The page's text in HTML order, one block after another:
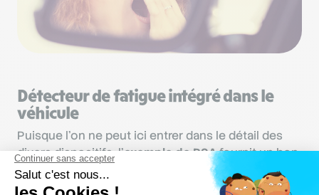
Détecteur de fatigue intégré dans le
véhicule
Puisque l’on ne peut ici entrer dans le détail des
divers dispositifs, l’exemple de PSAfournit un bon
exemple deséquipements fixes habituels